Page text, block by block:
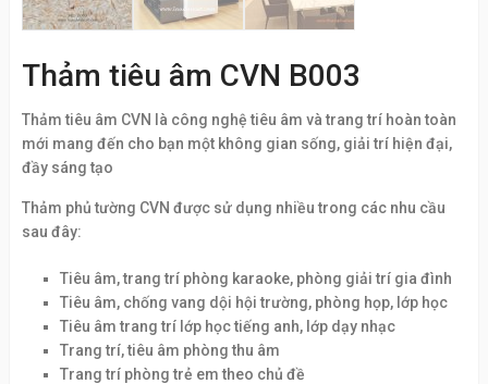
Thảm tiêu âm CVN B003
Thảm tiêu âm CVN là công nghệ tiêu âm và trang trí hoàn toàn
mới mang đến cho bạn một không gian sống, giải trí hiện đại,
đầy sáng tạo
Thảm phủ tường CVN được sử dụng nhiều trong các nhu cầu
sau đây:
Tiêu âm, trang trí phòng karaoke, phòng giải trí gia đình
Tiêu âm, chống vang dội hội trường, phòng họp, lớp học
Tiêu âm trang trí lớp học tiếng anh, lớp dạy nhạc
Trang trí, tiêu âm phòng thu âm
Trang trí phòng trẻ em theo chủ đề